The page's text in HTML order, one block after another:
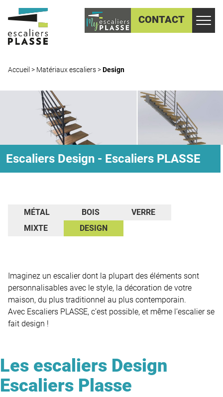
CONTACT
Accueil > Matériaux escaliers>Design
Escaliers Design - Escaliers PLASSE
MÉTAL BOIS
VERRE
MIXTE
DESIGN
Imaginez un escalier dont la plupart des éléments sont
personnalisables avec le style, la décoration de votre
maison, du plus traditionnel au plus contemporain.
Avec Escaliers PLASSE, c’est possible, et même l’escalier se
fait design !
Les escaliers Design
Escaliers Plasse